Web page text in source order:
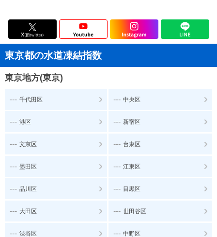
東京都の水道凍結指数
東京地方(東京)
--- 千代田区 --- 中央区
--- 港区 --- 新宿区
--- 文京区 --- 台東区
--- 墨田区 --- 江東区
--- 品川区 --- 目黒区
--- 大田区 --- 世田谷区
--- 渋谷区 --- 中野区